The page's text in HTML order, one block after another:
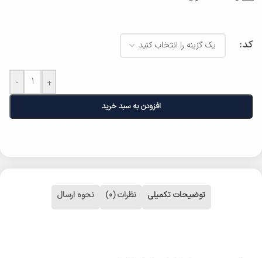
کد
- +
افزودن به سبد خرید
توضیحات تکمیلی نظرات (0) نحوه ارسال